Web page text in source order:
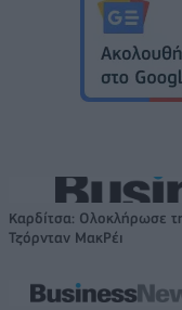
Καρδίτσα: Ολοκλήρωσε
Τζόρνταν ΜακΡέι